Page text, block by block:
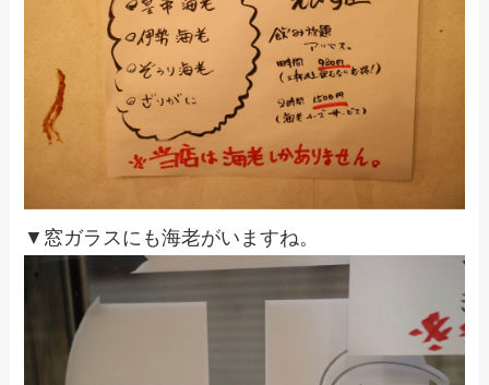
▼窓ガラスにも海老がいますね。